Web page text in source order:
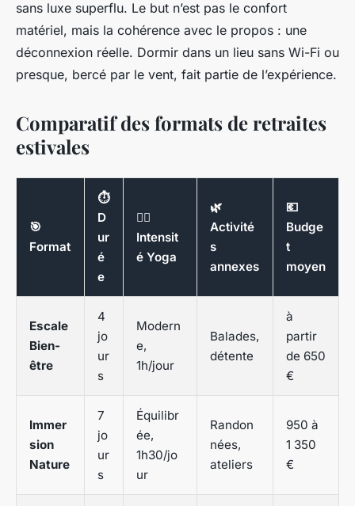
sans luxe superflu. Le but n’est pas le confort
matériel, mais la cohérence avec le propos : une
déconnexion réelle. Dormir dans un lieu sans Wi-Fi ou
presque, bercé par le vent, fait partie de l’expérience.
Comparatif des formats de retraites
estivales
🎯
Format
⏱️
D
ur
é
e
🧘‍♂️
Intensit
é Yoga
🌿
Activité
s
annexes
💶
Budge
t
moyen
Escale
Bien-
être
4
jo
ur
s
Modern
e,
1h/jour
Balades,
détente
à
partir
de 650
€
Immer
sion
Nature
7
jo
ur
s
Équilibr
ée,
1h30/jo
ur
Randon
nées,
ateliers
950 à
1 350
€